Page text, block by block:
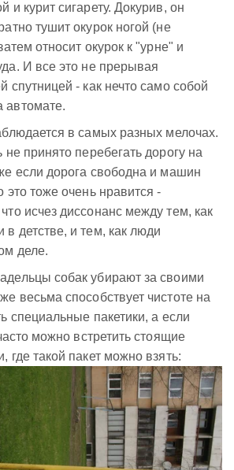
и курит сигарету. Докурив, он
тушит окурок ногой (не
относит окурок к "урне" и
И все это не прерывая
спутницей - как нечто само собой
автомате.
в самых разных мелочах.
не принято перебегать дорогу на
если дорога свободна и машин
это тоже очень нравится -
исчез диссонанс между тем, как
детстве, и тем, как люди
деле.
собак убирают за своими
весьма способствует чистоте на
специальные пакетики, а если
можно встретить стоящие
где такой пакет можно взять: